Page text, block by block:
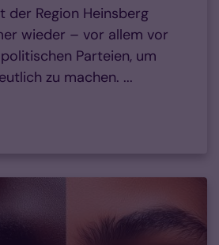
der Region Heinsberg
wieder – vor allem vor
Parteien, um
zu machen. ...